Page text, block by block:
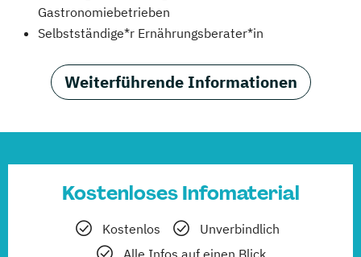
Gastronomiebetrieben
Selbstständige*r Ernährungsberater*in
Weiterführende Informationen
Kostenloses Infomaterial
Kostenlos
Unverbindlich
Alle Infos auf einen Blick